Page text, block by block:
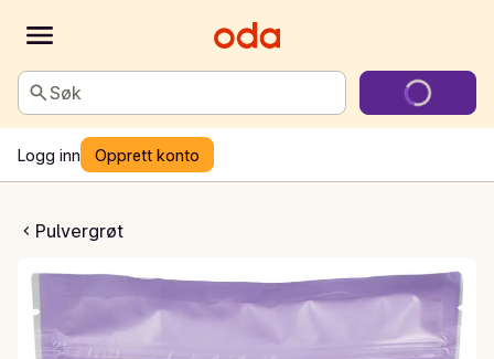
Søk
Logg inn Opprett konto
Pulvergrøt
solbær og bringebær